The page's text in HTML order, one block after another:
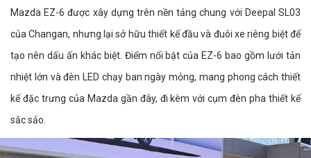
Mazda EZ-6 được xây dựng trên nền tảng chung với Deepal SL03
của Changan, nhưng lại sở hữu thiết kế đầu và đuôi xe riêng biệt để
tạo nên dấu ấn khác biệt. Điểm nổi bật của EZ-6 bao gồm lưới tản
nhiệt lớn và đèn LED chạy ban ngày mỏng, mang phong cách thiết
kế đặc trưng của Mazda gần đây, đi kèm với cụm đèn pha thiết kế
sắc sảo.